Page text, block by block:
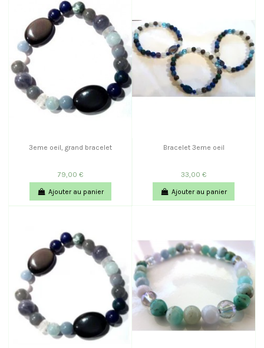
3eme oeil, grand bracelet
79,00 €
Ajouter au panier
Bracelet 3eme oeil
33,00 €
Ajouter au panier